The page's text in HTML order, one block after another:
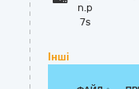
n.p
7s
Інші